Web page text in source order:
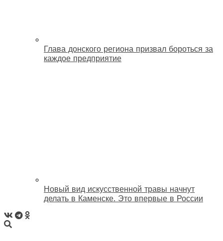
Глава донского региона призвал бороться за
каждое предприятие
Новый вид искусственной травы начнут
делать в Каменске. Это впервые в России